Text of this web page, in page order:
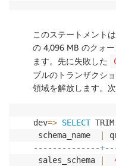
このステートメント
の 4,096 MB のクォ
ます。先に失敗した
ブルのトランザクシ
領域を解放します。
dev=> SELECT TRIM
schema_name
--------------
sales_schema